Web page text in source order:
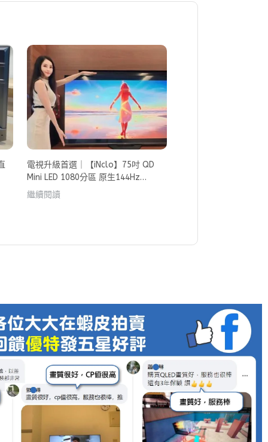
電視升級首選｜【iNclo】75吋 QD
Mini LED 1080分區 原生144Hz
Google TV 5.0 智慧顯示器全面開箱
繼續閱讀